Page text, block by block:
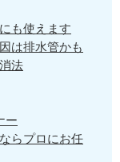
も使えます
は排水管かも
法
ー
らプロにお任